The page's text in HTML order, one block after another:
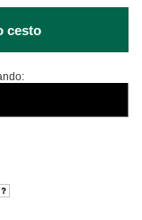
cesto